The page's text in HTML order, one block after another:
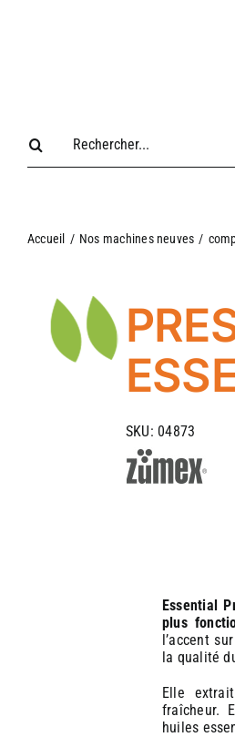
Accueil / Nos machines neuves /
SKU: 04873
Essential
plus
l’accent
la qualité
Elle
fraîcheur.
huiles